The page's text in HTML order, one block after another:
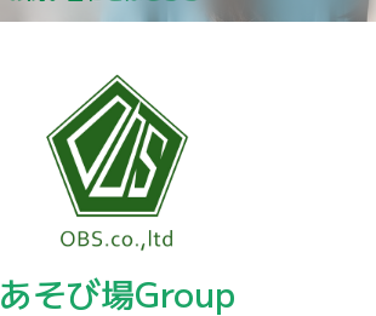
あそび場Group